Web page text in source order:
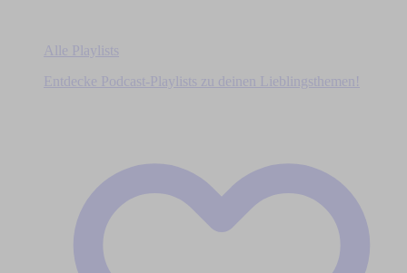
Alle Playlists
Entdecke Podcast-Playlists zu deinen Lieblingsthemen!